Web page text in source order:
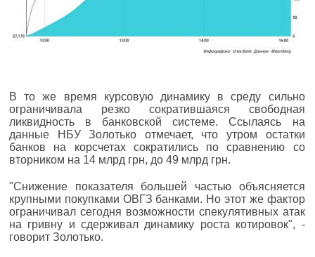
В то же время курсовую динамику в среду сильно
ограничивала резко сократившаяся свободная
ликвидность в банковской системе. Ссылаясь на
данные НБУ Золотько отмечает, что утром остатки
банков на корсчетах сократились по сравнению со
вторником на 14 млрд грн, до 49 млрд грн.
"Снижение показателя большей частью объясняется
крупными покупками ОВГЗ банками. Но этот же фактор
ограничивал сегодня возможности спекулятивных атак
на гривну и сдерживал динамику роста котировок", -
говорит Золотько.